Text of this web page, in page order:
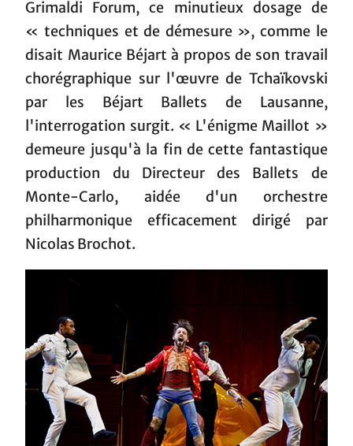
Grimaldi Forum, ce minutieux dosage de
« techniques et de démesure », comme le
disait Maurice Béjart à propos de son travail
chorégraphique sur l'œuvre de Tchaïkovski
par les Béjart Ballets de Lausanne,
l'interrogation surgit. « L'énigme Maillot »
demeure jusqu'à la fin de cette fantastique
production du Directeur des Ballets de
Monte-Carlo, aidée d'un orchestre
philharmonique efficacement dirigé par
Nicolas Brochot.